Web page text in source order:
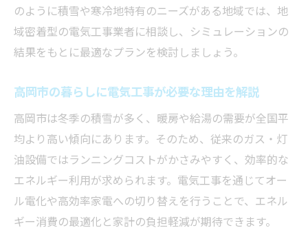
にする
電気工事を通じた快適な暮らしの秘訣
家庭に最適な電気工事シミュレーション活
コスト削減を目指す家庭の電気工事活用術
電気工事のシミュレーションでコスト削減
を実現
家庭でできる電気工事の節約テクニック
電気工事のシミュレーションが節約の決め
のように積雪や寒冷地特有のニーズがある地域では、地
域密着型の電気工事業者に相談し、シミュレーションの
結果をもとに最適なプランを検討しましょう。
高岡市の暮らしに電気工事が必要な理由を解説
高岡市は冬季の積雪が多く、暖房や給湯の需要が全国平
均より高い傾向にあります。そのため、従来のガス・灯
油設備ではランニングコストがかさみやすく、効率的な
エネルギー利用が求められます。電気工事を通じてオー
ル電化や高効率家電への切り替えを行うことで、エネル
ギー消費の最適化と家計の負担軽減が期待できます。